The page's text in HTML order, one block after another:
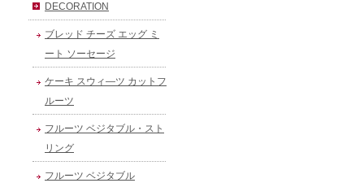
DECORATION
ブレッド チーズ エッグ ミ
ート ソーセージ
ケーキ スウィ―ツ カットフ
ルーツ
フルーツ ベジタブル・スト
リング
フルーツ ベジタブル